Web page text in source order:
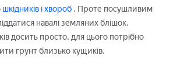
шкідників і хвороб . Проте посушливим
навалі земляних блішок.
досить просто, для цього потрібно
грунт близько кущиків.